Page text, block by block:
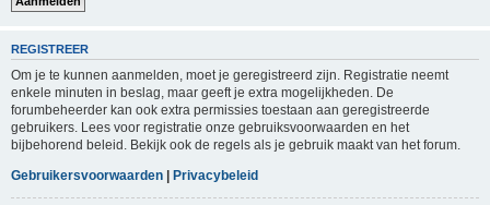
REGISTREER
Om je te kunnen aanmelden, moet je geregistreerd zijn. Registratie neemt
enkele minuten in beslag, maar geeft je extra mogelijkheden. De
forumbeheerder kan ook extra permissies toestaan aan geregistreerde
gebruikers. Lees voor registratie onze gebruiksvoorwaarden en het
bijbehorend beleid. Bekijk ook de regels als je gebruik maakt van het forum.
Gebruikersvoorwaarden | Privacybeleid